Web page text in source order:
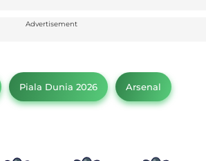
Advertisement
Piala Dunia 2026 Arsenal